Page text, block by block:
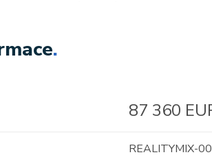
.
87 360
REALITYMIX-